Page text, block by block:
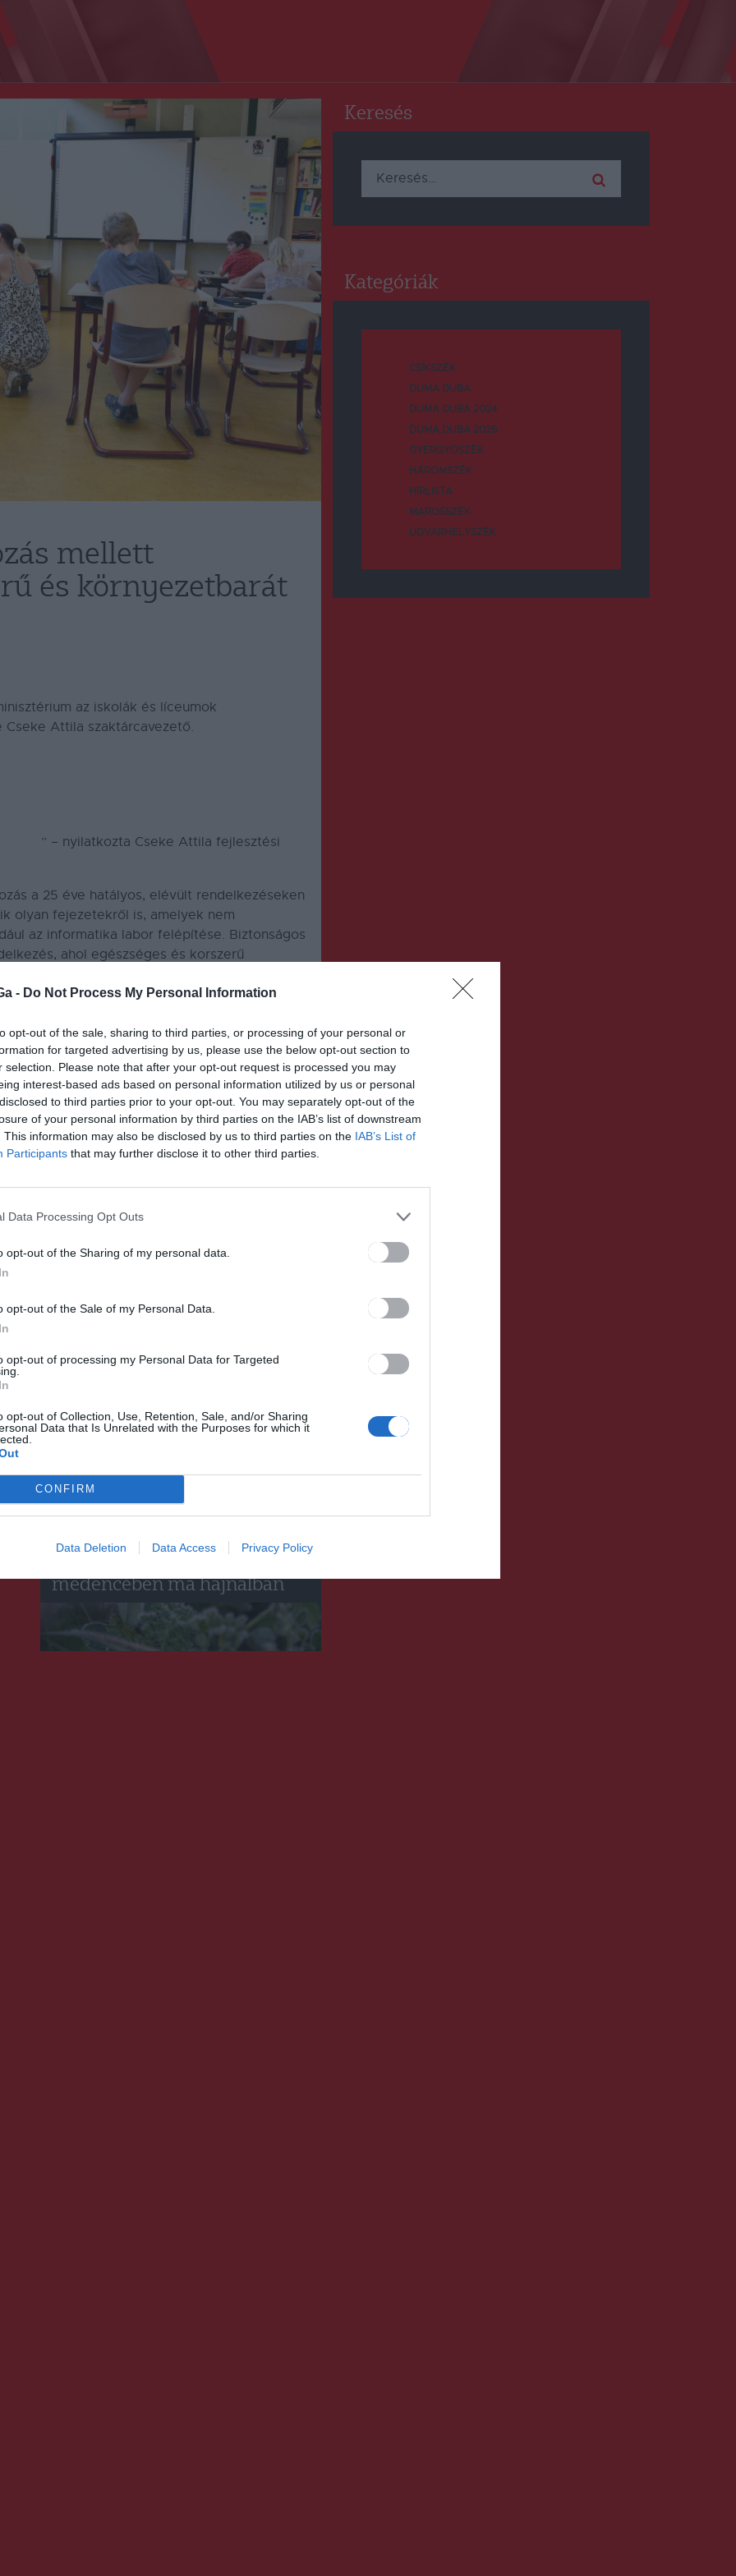
- Do Not Process My Personal Information
opt-out of the sale, sharing to third parties, or processing of your personal or
for targeted advertising by us, please use the below opt-out section to
selection. Please note that after your opt-out request is processed you may
interest-based ads based on personal information utilized by us or personal
to third parties prior to your opt-out. You may separately opt-out of the
of your personal information by third parties on the IAB’s list of downstream
This information may also be disclosed by us to third parties on the IAB’s List of
Participants that may further disclose it to other third parties.
Data Processing Opt Outs
opt-out of the Sharing of my personal data.
opt-out of the Sale of my Personal Data.
opt-out of processing my Personal Data for Targeted
opt-out of Collection, Use, Retention, Sale, and/or Sharing
Data that Is Unrelated with the Purposes for which it
CONFIRM
Data Deletion Data Access Privacy Policy
mellett
és környezetbarát
az iskolák és líceumok
Attila szaktárcavezető.
” – nyilatkozta Cseke Attila fejlesztési
a 25 éve hatályos, elévült rendelkezéseken
olyan fejezetekről is, amelyek nem
az informatika labor felépítése. Biztonságos
ahol egészséges és korszerű
minisztérium új rendelkezése mellett
iskolák épülhetnek – hangsúlyozta az
az új szabályozás feleakkora, és
amelyek figyelembe veszik az új
területén érvénybelépett új
Nagy erőkkel oltották a tüzet a
kapott gazdasági épületeknél
Fagypont alá csökkent a
medencében ma hajnalban
Keresés
Keresés:
Kategóriák
CSÍKSZÉK
DUMA DUBA
DUMA DUBA 2024
DUMA DUBA 2026
GYERGYÓSZÉK
HÁROMSZÉK
HÍRLISTA
MAROSSZÉK
UDVARHELYSZÉK